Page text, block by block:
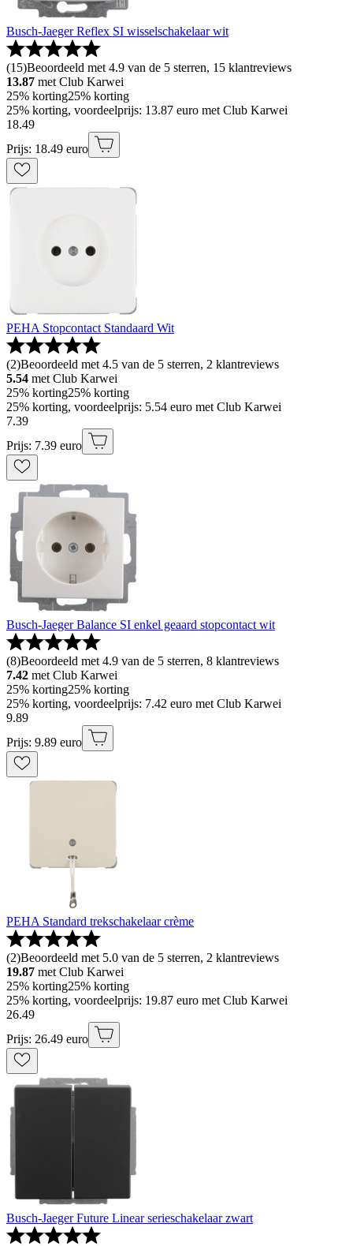
Busch-Jaeger Reflex SI wisselschakelaar wit
(15)Beoordeeld met 4.9 van de 5 sterren, 15 klantreviews
13.87 met Club Karwei
25% korting25% korting
25% korting, voordeelprijs: 13.87 euro met Club Karwei
18.49
Prijs: 18.49 euro
PEHA Stopcontact Standaard Wit
(2)Beoordeeld met 4.5 van de 5 sterren, 2 klantreviews
5.54 met Club Karwei
25% korting25% korting
25% korting, voordeelprijs: 5.54 euro met Club Karwei
7.39
Prijs: 7.39 euro
Busch-Jaeger Balance SI enkel geaard stopcontact wit
(8)Beoordeeld met 4.9 van de 5 sterren, 8 klantreviews
7.42 met Club Karwei
25% korting25% korting
25% korting, voordeelprijs: 7.42 euro met Club Karwei
9.89
Prijs: 9.89 euro
PEHA Standard trekschakelaar crème
(2)Beoordeeld met 5.0 van de 5 sterren, 2 klantreviews
19.87 met Club Karwei
25% korting25% korting
25% korting, voordeelprijs: 19.87 euro met Club Karwei
26.49
Prijs: 26.49 euro
Busch-Jaeger Future Linear serieschakelaar zwart